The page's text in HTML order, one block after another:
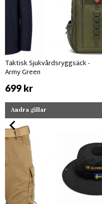
Taktisk Sjukvårdsryggsäck -
Army Green
699 kr
Andra gillar